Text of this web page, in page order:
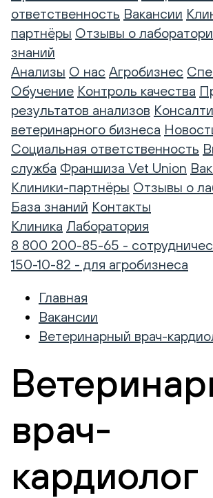
ответственность Вакансии
партнёры Отзывы о
знаний
Анализы О нас Агробизнес
Обучение Контроль качества
результатов анализов
ветеринарного бизнеса
Социальная ответственность
служба Франшиза Vet Union
Клиники-партнёры Отзывы о
База знаний Контакты
Клиника Лаборатория
8 800 200-85-65 -
150-10-82 - для агробизнеса
Главная
Вакансии
Ветеринарный врач-
врач-
кардиолог